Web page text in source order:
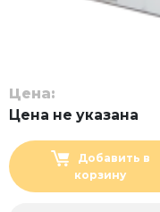
Цена:
Цена не указана
Добавить в
корзину